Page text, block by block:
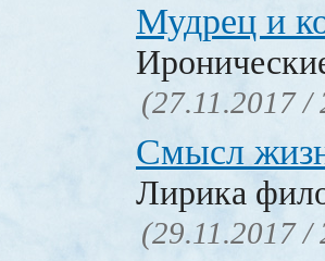
Мудрец и
(27.11.2017 /
Смысл
Лирика
(29.11.2017 /